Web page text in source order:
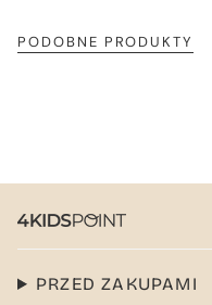
PODOBNE PRODUKTY
PRZED ZAKUPAMI